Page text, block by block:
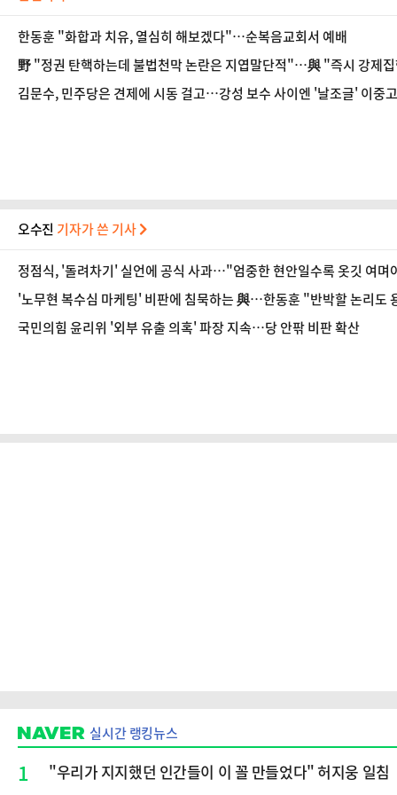
한동훈 "화합과 치유, 열심히 해보겠다"…순복음교회서 예배
野 "정권 탄핵하는데 불법천막 논란은 지엽말단적"…與 "즉시 강제
김문수, 민주당은 견제에 시동 걸고…강성 보수 사이엔 '날조글' 이중고
오수진 기자가 쓴 기사
정점식, '돌려차기' 실언에 공식 사과…"엄중한 현안일수록 옷깃 여며
'노무현 복수심 마케팅' 비판에 침묵하는 與…한동훈 "반박할 논리도
국민의힘 윤리위 '외부 유출 의혹' 파장 지속…당 안팎 비판 확산
실시간 랭킹뉴스
1 "우리가 지지했던 인간들이 이 꼴 만들었다" 허지웅 일침